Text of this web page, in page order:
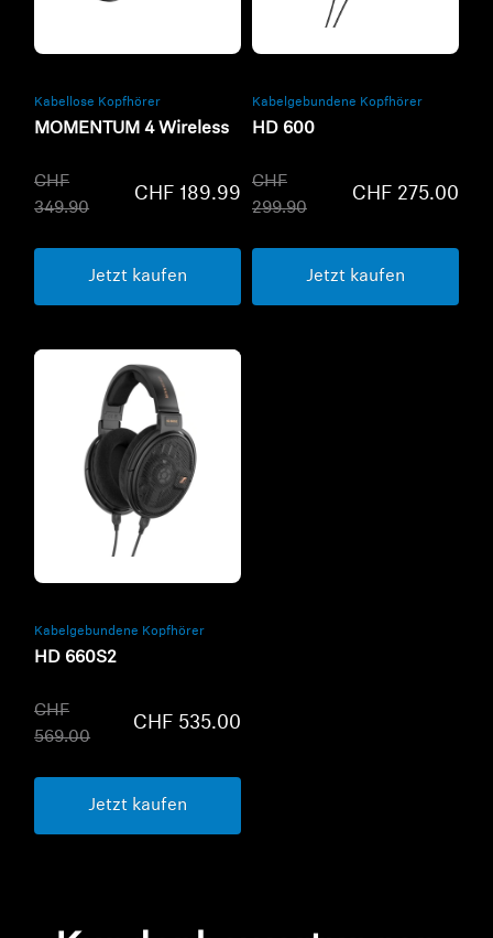
Kabellose Kopfhörer
MOMENTUM 4 Wireless
CHF
349.90
CHF 189.99
Jetzt kaufen
Kabelgebundene Kopfhörer
HD 600
CHF
299.90
CHF 275.00
Jetzt kaufen
Kabelgebundene Kopfhörer
HD 660S2
CHF
569.00
CHF 535.00
Jetzt kaufen